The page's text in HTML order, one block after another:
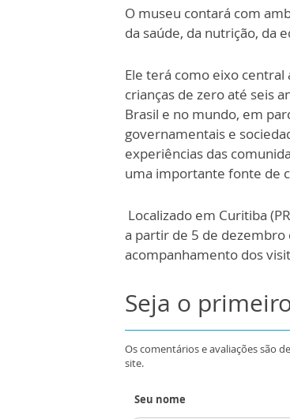
O museu contará com
da saúde, da nutrição, da
Ele terá como eixo
crianças de zero até seis
Brasil e no mundo, em
governamentais e
experiências das
uma importante fonte de
Localizado em Curitiba
a partir de 5 de dezembro
acompanhamento dos
Seja o
Os comentários e avaliações são
site.
Seu nome